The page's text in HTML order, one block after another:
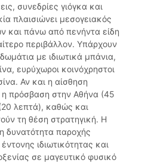
συνεδρίες γιόγκα και
πλαισιώνει μεσογειακός
και πάνω από πενήντα είδη
περιβάλλον. Υπάρχουν
με ιδιωτικά μπάνια,
ευρύχωροι κοινόχρηστοι
Αν και η αίσθηση
η πρόσβαση στην Αθήνα (45
λεπτά), καθώς και
τη θέση στρατηγική. Η
δυνατότητα παροχής
ιδιωτικότητας και
σε μαγευτικό φυσικό